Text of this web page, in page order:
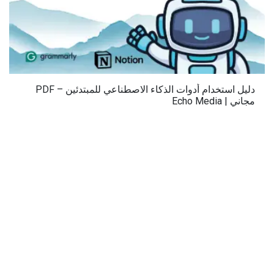
‫دليل استخدام أدوات الذكاء الاصطناعي للمبتدئين – PDF
مجاني | Echo Media‬